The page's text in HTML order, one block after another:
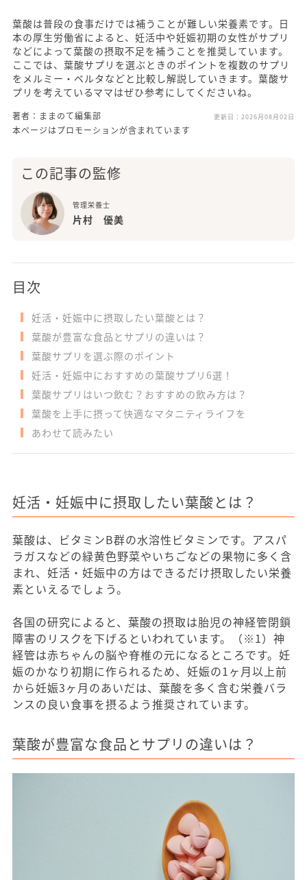
葉酸は普段の食事だけでは補うことが難しい栄養素です。日
本の厚生労働省によると、妊活中や妊娠初期の女性がサプリ
などによって葉酸の摂取不足を補うことを推奨しています。
ここでは、葉酸サプリを選ぶときのポイントを複数のサプリ
をメルミー・ベルタなどと比較し解説していきます。葉酸サ
プリを考えているママはぜひ参考にしてくださいね。
著者：ままのて編集部 更新日： 2026月08月02日
本ページはプロモーションが含まれています
この記事の監修
管理栄養士
片村 優美
目次
妊活・妊娠中に摂取したい葉酸とは？
葉酸が豊富な食品とサプリの違いは？
葉酸サプリを選ぶ際のポイント
妊活・妊娠中におすすめの葉酸サプリ6選！
葉酸サプリはいつ飲む？おすすめの飲み方は？
葉酸を上手に摂って快適なマタニティライフを
あわせて読みたい
妊活・妊娠中に摂取したい葉酸とは？
葉酸は、ビタミンB群の水溶性ビタミンです。アスパ
ラガスなどの緑黄色野菜やいちごなどの果物に多く含
まれ、妊活・妊娠中の方はできるだけ摂取したい栄養
素といえるでしょう。
各国の研究によると、葉酸の摂取は胎児の神経管閉鎖
障害のリスクを下げるといわれています。（※1）神
経管は赤ちゃんの脳や脊椎の元になるところです。妊
娠のかなり初期に作られるため、妊娠の1ヶ月以上前
から妊娠3ヶ月のあいだは、葉酸を多く含む栄養バラ
ンスの良い食事を摂るよう推奨されています。
葉酸が豊富な食品とサプリの違いは？